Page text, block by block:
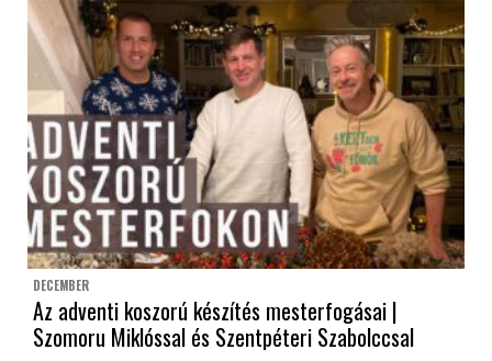
DECEMBER
Az adventi koszorú készítés mesterfogásai |
Szomoru Miklóssal és Szentpéteri Szabolccsal